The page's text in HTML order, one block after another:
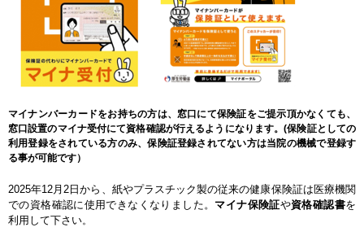
マイナンバーカードをお持ちの方は、窓口にて保険証をご提示頂かなくても、
窓口設置のマイナ受付にて資格確認が行えるようになります。(保険証としての
利用登録をされている方のみ、保険証登録されてない方は当院の機械で登録す
る事が可能です）
2025年12月2日から、紙やプラスチック製の従来の健康保険証は医療機関
での資格確認に使用できなくなりました。 マイナ保険証や資格確認書を
利用して下さい。